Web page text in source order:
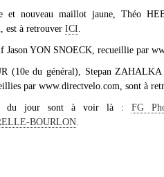
et nouveau maillot jaune, Théo
est à retrouver ICI.
Jason YON SNOECK, recueillie par
(10e du général), Stepan
par www.directvelo.com, sont à
du jour sont à voir là : FG
BOURLON.